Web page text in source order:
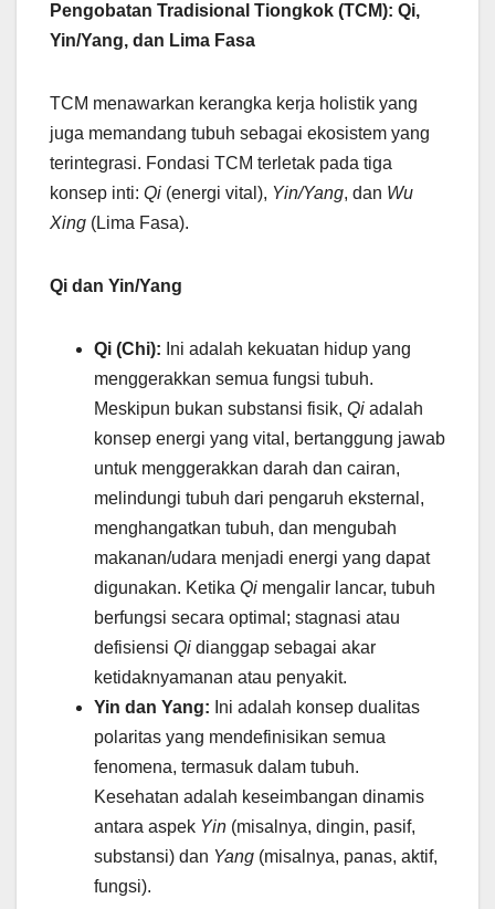
Pengobatan Tradisional Tiongkok (TCM): Qi,
Yin/Yang, dan Lima Fasa
TCM menawarkan kerangka kerja holistik yang
juga memandang tubuh sebagai ekosistem yang
terintegrasi. Fondasi TCM terletak pada tiga
konsep inti: Qi (energi vital), Yin/Yang, dan Wu
Xing (Lima Fasa).
Qi dan Yin/Yang
Qi (Chi): Ini adalah kekuatan hidup yang
menggerakkan semua fungsi tubuh.
Meskipun bukan substansi fisik, Qi adalah
konsep energi yang vital, bertanggung jawab
untuk menggerakkan darah dan cairan,
melindungi tubuh dari pengaruh eksternal,
menghangatkan tubuh, dan mengubah
makanan/udara menjadi energi yang dapat
digunakan. Ketika Qi mengalir lancar, tubuh
berfungsi secara optimal; stagnasi atau
defisiensi Qi dianggap sebagai akar
ketidaknyamanan atau penyakit.
Yin dan Yang: Ini adalah konsep dualitas
polaritas yang mendefinisikan semua
fenomena, termasuk dalam tubuh.
Kesehatan adalah keseimbangan dinamis
antara aspek Yin (misalnya, dingin, pasif,
substansi) dan Yang (misalnya, panas, aktif,
fungsi).